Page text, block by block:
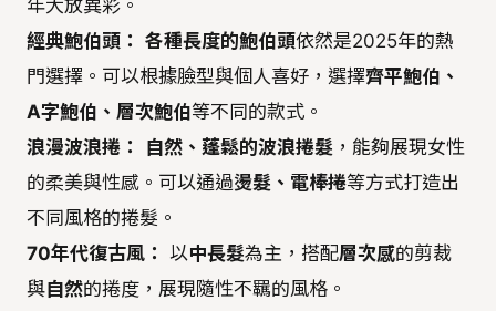
年大放異彩。
經典鮑伯頭： 各種長度的鮑伯頭依然是2025年的熱
門選擇。可以根據臉型與個人喜好，選擇齊平鮑伯、
A字鮑伯、層次鮑伯等不同的款式。
浪漫波浪捲：
自然、蓬鬆的波浪捲髮 ，能夠展現女性
的柔美與性感。可以通過燙髮、電棒捲等方式打造出
不同風格的捲髮。
70年代復古風： 以中長髮為主，搭配層次感的剪裁
與自然的捲度，展現隨性不羈的風格。